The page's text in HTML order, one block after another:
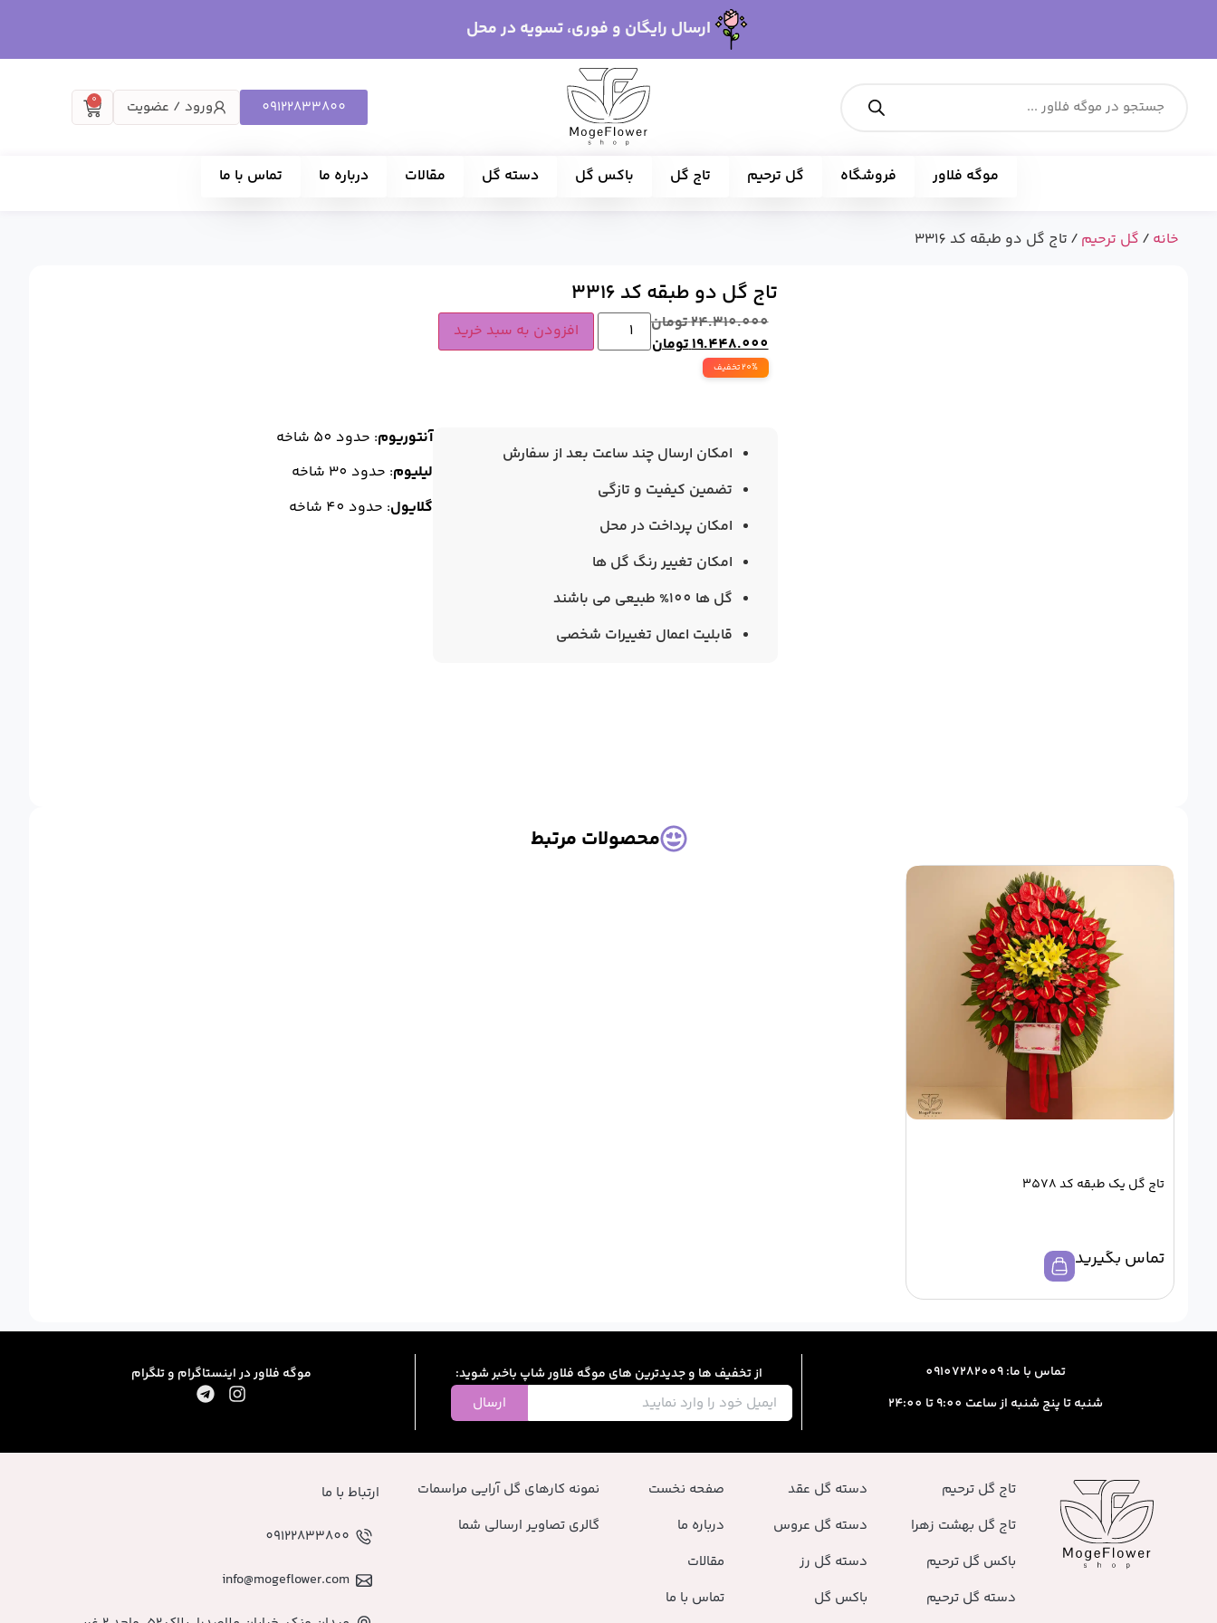
ارسال رایگان و فوری، تسویه در محل
09122833800 ورود / عضویت 0
موگه فلاور فروشگاه گل ترحیم تاج گل باکس گل دسته گل مقالات درباره ما تماس با ما
خانه / گل ترحیم / تاج گل دو طبقه کد 3316
تاج گل دو طبقه کد 3316
24.310.000تومان
19.448.000تومان
20% تخفیف
افزودن به سبد خرید
امکان ارسال چند ساعت بعد از سفارش
تضمین کیفیت و تازگی
امکان پرداخت در محل
امکان تغییر رنگ گل ها
گل ها 100% طبیعی می باشند
قابلیت اعمال تغییرات شخصی
آنتوریوم: حدود 50 شاخه
لیلیوم: حدود 30 شاخه
گلایول: حدود 40 شاخه
محصولات مرتبط
تاج گل یک طبقه کد 3578
تماس بگیرید
تماس با ما: 09107282009
شنبه تا پنج شنبه از ساعت 9:00 تا 24:00
از تخفیف ها و جدیدترین های موگه فلاور شاپ باخبر شوید:
ارسال
موگه فلاور در اینستاگرام و تلگرام
تاج گل ترحیم
تاج گل بهشت زهرا
باکس گل ترحیم
دسته گل ترحیم
دسته گل عقد
دسته گل عروس
دسته گل رز
باکس گل
صفحه نخست
درباره ما
مقالات
تماس با ما
نمونه کارهای گل آرایی مراسمات
گالری تصاویر ارسالی شما
ارتباط با ما
09122833800
info@mogeflower.com